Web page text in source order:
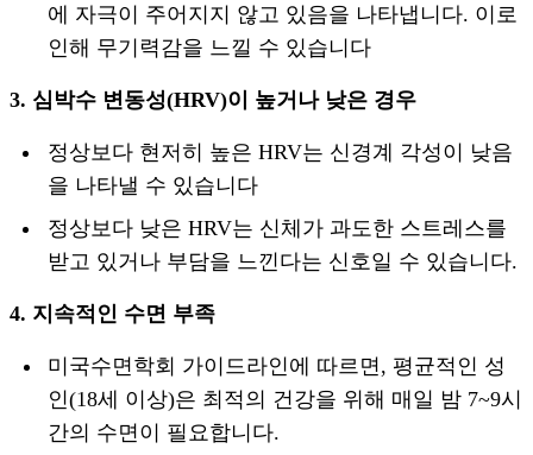
에 자극이 주어지지 않고 있음을 나타냅니다. 이로
인해 무기력감을 느낄 수 있습니다
3. 심박수 변동성(HRV)이 높거나 낮은 경우
정상보다 현저히 높은 HRV는 신경계 각성이 낮음
을 나타낼 수 있습니다
정상보다 낮은 HRV는 신체가 과도한 스트레스를
받고 있거나 부담을 느낀다는 신호일 수 있습니다.
4. 지속적인 수면 부족
미국수면학회 가이드라인에 따르면, 평균적인 성
인(18세 이상)은 최적의 건강을 위해 매일 밤 7~9시
간의 수면이 필요합니다.